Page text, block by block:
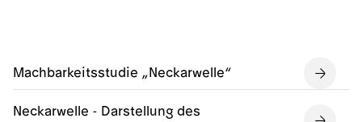
Machbarkeitsstudie „Neckarwelle“
Neckarwelle - Darstellung des